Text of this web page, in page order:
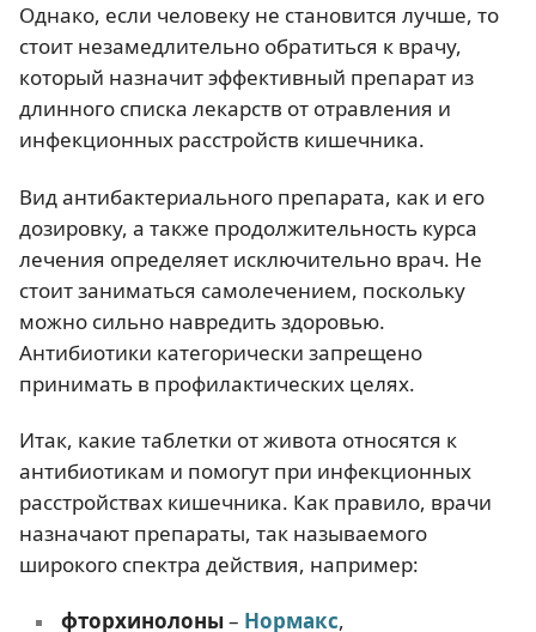
Однако, если человеку не становится лучше, то
стоит незамедлительно обратиться к врачу,
который назначит эффективный препарат из
длинного списка лекарств от отравления и
инфекционных расстройств кишечника.
Вид антибактериального препарата, как и его
дозировку, а также продолжительность курса
лечения определяет исключительно врач. Не
стоит заниматься самолечением, поскольку
можно сильно навредить здоровью.
Антибиотики категорически запрещено
принимать в профилактических целях.
Итак, какие таблетки от живота относятся к
антибиотикам и помогут при инфекционных
расстройствах кишечника. Как правило, врачи
назначают препараты, так называемого
широкого спектра действия, например:
фторхинолоны– Нормакс,